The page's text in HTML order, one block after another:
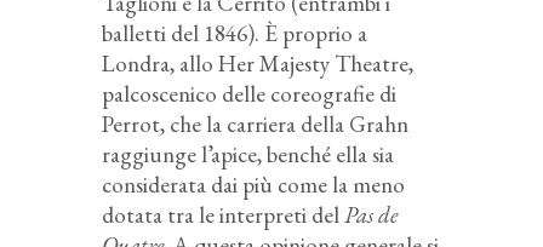
balletti del 1846). È proprio a
Londra, allo Her Majesty Theatre,
palcoscenico delle coreografie di
Perrot, che la carriera della Grahn
raggiunge l’apice, benché ella sia
considerata dai più come la meno
dotata tra le interpreti delPas de